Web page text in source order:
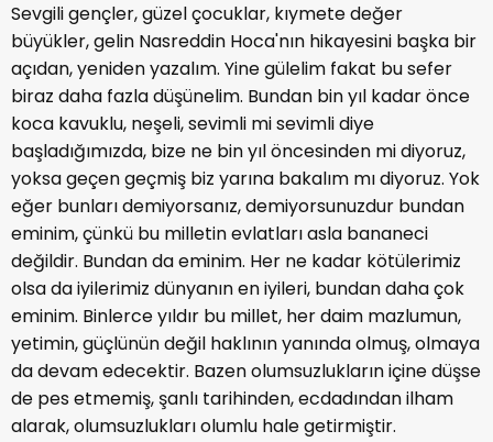
Sevgili gençler, güzel çocuklar, kıymete değer
büyükler, gelin Nasreddin Hoca'nın hikayesini başka bir
açıdan, yeniden yazalım. Yine gülelim fakat bu sefer
biraz daha fazla düşünelim. Bundan bin yıl kadar önce
koca kavuklu, neşeli, sevimli mi sevimli diye
başladığımızda, bize ne bin yıl öncesinden mi diyoruz,
yoksa geçen geçmiş biz yarına bakalım mı diyoruz. Yok
eğer bunları demiyorsanız, demiyorsunuzdur bundan
eminim, çünkü bu milletin evlatları asla bananeci
değildir. Bundan da eminim. Her ne kadar kötülerimiz
olsa da iyilerimiz dünyanın en iyileri, bundan daha çok
eminim. Binlerce yıldır bu millet, her daim mazlumun,
yetimin, güçlünün değil haklının yanında olmuş, olmaya
da devam edecektir. Bazen olumsuzlukların içine düşse
de pes etmemiş, şanlı tarihinden, ecdadından ilham
alarak, olumsuzlukları olumlu hale getirmiştir.